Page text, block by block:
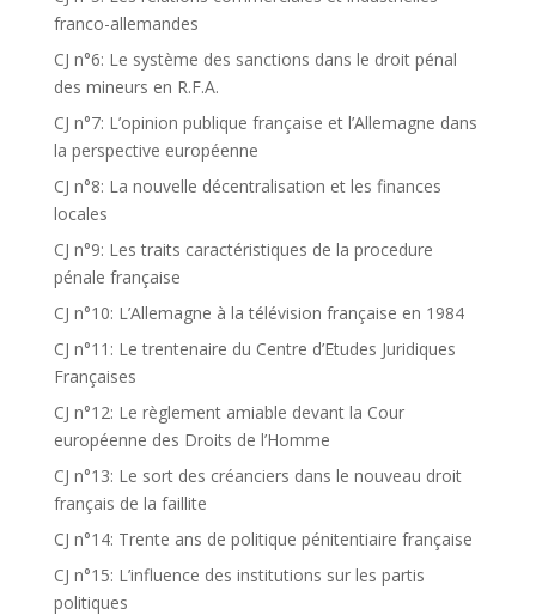
franco-allemandes
CJ n°6: Le système des sanctions dans le droit pénal
des mineurs en R.F.A.
CJ n°7: L’opinion publique française et l’Allemagne dans
la perspective européenne
CJ n°8: La nouvelle décentralisation et les finances
locales
CJ n°9: Les traits caractéristiques de la procedure
pénale française
CJ n°10: L’Allemagne à la télévision française en 1984
CJ n°11: Le trentenaire du Centre d’Etudes Juridiques
Françaises
CJ n°12: Le règlement amiable devant la Cour
européenne des Droits de l’Homme
CJ n°13: Le sort des créanciers dans le nouveau droit
français de la faillite
CJ n°14: Trente ans de politique pénitentiaire française
CJ n°15: L’influence des institutions sur les partis
politiques